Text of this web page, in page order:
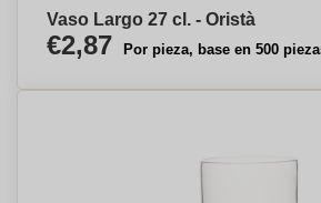
Vaso Largo 27 cl. - Oristà
€2,87 Por pieza, base en 500